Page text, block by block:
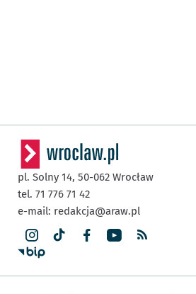
pl. Solny 14, 50-062 Wrocław
tel. 71 776 71 42
e-mail: redakcja@araw.pl